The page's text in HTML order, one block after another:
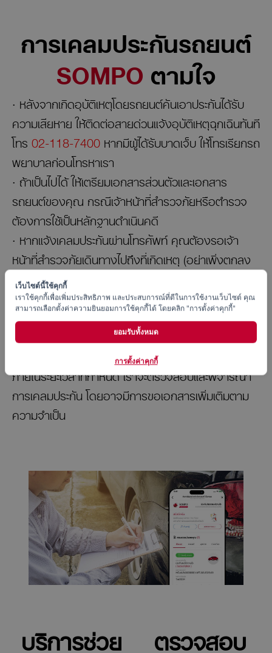
การเคลมประกันรถยนต์
SOMPO ตามใจ
· หลังจากเกิดอุบัติเหตุโดยรถยนต์คันเอาประกันได้รับ
ความเสียหาย ให้ติดต่อสายด่วนแจ้งอุบัติเหตุฉุกเฉินทันที
โทร 02-118-7400หากมีผู้ได้รับบาดเจ็บ ให้โทรเรียกรถ
พยาบาลก่อนโทรหาเรา
· ถ้าเป็นไปได้ ให้เตรียมเอกสารส่วนตัวและเอกสาร
รถยนต์ของคุณ กรณีเจ้าหน้าที่สำรวจภัยหรือตำรวจ
ต้องการใช้เป็นหลักฐานดำเนินคดี
· หากแจ้งเคลมประกันผ่านโทรศัพท์ คุณต้องรอเจ้า
หน้าที่สำรวจภัยเดินทางไปถึงที่เกิดเหตุ (อย่าเพิ่งตกลง
รับผิดชอบ แลกเปลี่ยนเอกสาร ชดใช้ความเสียหาย หรือ
เคลื่อนย้ายรถของคุณโดยไม่มีตำรวจอยู่ด้วย)
· เตรียมเอกสารและหลักฐานทั้งหมดที่จำเป็น ตาม
รายการของความคุ้มครองแต่ละประเภท
· ส่งเอกสารและหลักฐานมาที่บริษัท ซมโปะ ประกันภัย
ภายในระยะเวลาที่กำหนด เราจะตรวจสอบและพิจารณา
การเคลมประกัน โดยอาจมีการขอเอกสารเพิ่มเติมตาม
ความจำเป็น
บริการช่วย ตรวจสอบ
เว็บไซต์นี้ใช้คุกกี้
เราใช้คุกกี้เพื่อเพิ่มประสิทธิภาพ และประสบการณ์ที่ดีในการใช้งานเว็บไซต์ คุณ
สามารถเลือกตั้งค่าความยินยอมการใช้คุกกี้ได้ โดยคลิก "การตั้งค่าคุกกี้"
ยอมรับทั้งหมด
การตั้งค่าคุกกี้